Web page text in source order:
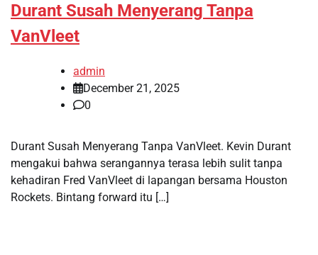
Durant Susah Menyerang Tanpa
VanVleet
admin
December 21, 2025
0
Durant Susah Menyerang Tanpa VanVleet. Kevin Durant
mengakui bahwa serangannya terasa lebih sulit tanpa
kehadiran Fred VanVleet di lapangan bersama Houston
Rockets. Bintang forward itu […]